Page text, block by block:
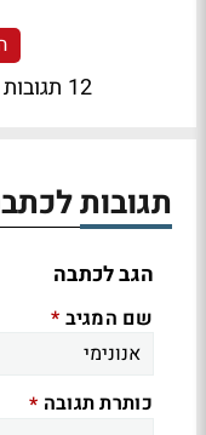
12 תגובות
תגובות
הגב לכתבה
שם המגיב *
כותרת תגובה *